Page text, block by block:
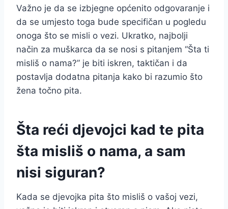
Važno je da se izbjegne općenito odgovaranje i
da se umjesto toga bude specifičan u pogledu
onoga što se misli o vezi. Ukratko, najbolji
način za muškarca da se nosi s pitanjem “Šta ti
misliš o nama?” je biti iskren, taktičan i da
postavlja dodatna pitanja kako bi razumio što
žena točno pita.
Šta reći djevojci kad te pita
šta misliš o nama, a sam
nisi siguran?
Kada se djevojka pita što misliš o vašoj vezi,